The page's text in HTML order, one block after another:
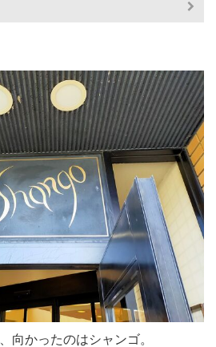
向かったのはシャンゴ。